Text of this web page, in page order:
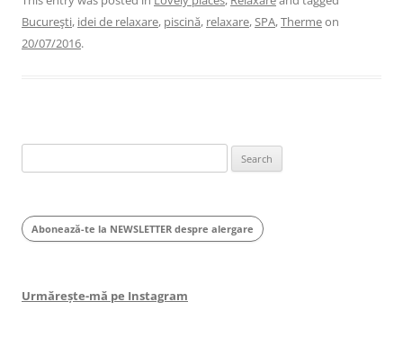
Bucureşti, idei de relaxare, piscină, relaxare,SPA,Thermeon
20/07/2016.
for:
Abonează-te la NEWSLETTER despre alergare
Urmărește-mă pe Instagram